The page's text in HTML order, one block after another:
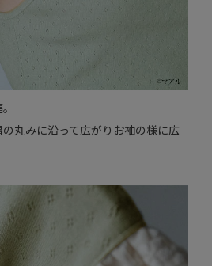
丸みに沿って広がりお袖の様に広